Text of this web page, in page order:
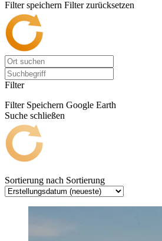
Filter speichern Filter zurücksetzen
Filter
Filter Speichern Google Earth
Suche schließen
Sortierung nach Sortierung